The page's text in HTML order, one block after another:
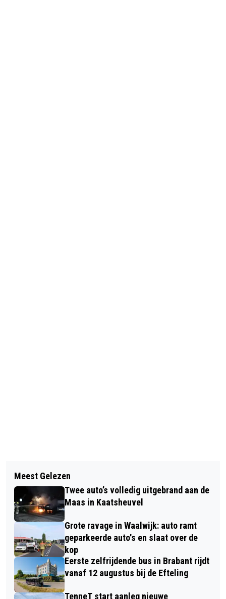
BARBECUE MET HOUTAFVAL IN
BRAND IN WAALWIJK, DADER SLAAT
OP DE VLUCHT
POLITIE ONDERZOEKT BRUTE
INBRAAK BIJ OPTICIEN IN WAALWIJK
Meest Gelezen
Twee auto’s volledig uitgebrand aan de
Maas in Kaatsheuvel
Grote ravage in Waalwijk: auto ramt
geparkeerde auto's en slaat over de
kop
Eerste zelfrijdende bus in Brabant rijdt
vanaf 12 augustus bij de Efteling
TenneT start aanleg nieuwe